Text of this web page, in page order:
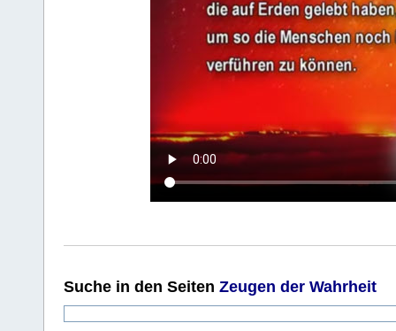
Suche in den Seiten Zeugen der Wahrheit